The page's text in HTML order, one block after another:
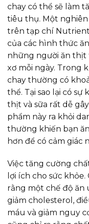
chay có thể sẽ làm
tiêu thụ. Một
trên tạp chí
của các hình thức
những người ăn thịt
xơ mỗi ngày. Trong
chay thường có
thể. Tại sao lại có
thịt và sữa rất dễ
phẩm này ra khỏi
thường khiến bạn
hơn để có cảm giác
Việc tăng cường
lợi ích cho sức
rằng một chế độ ăn
giảm cholesterol,
máu và giảm nguy